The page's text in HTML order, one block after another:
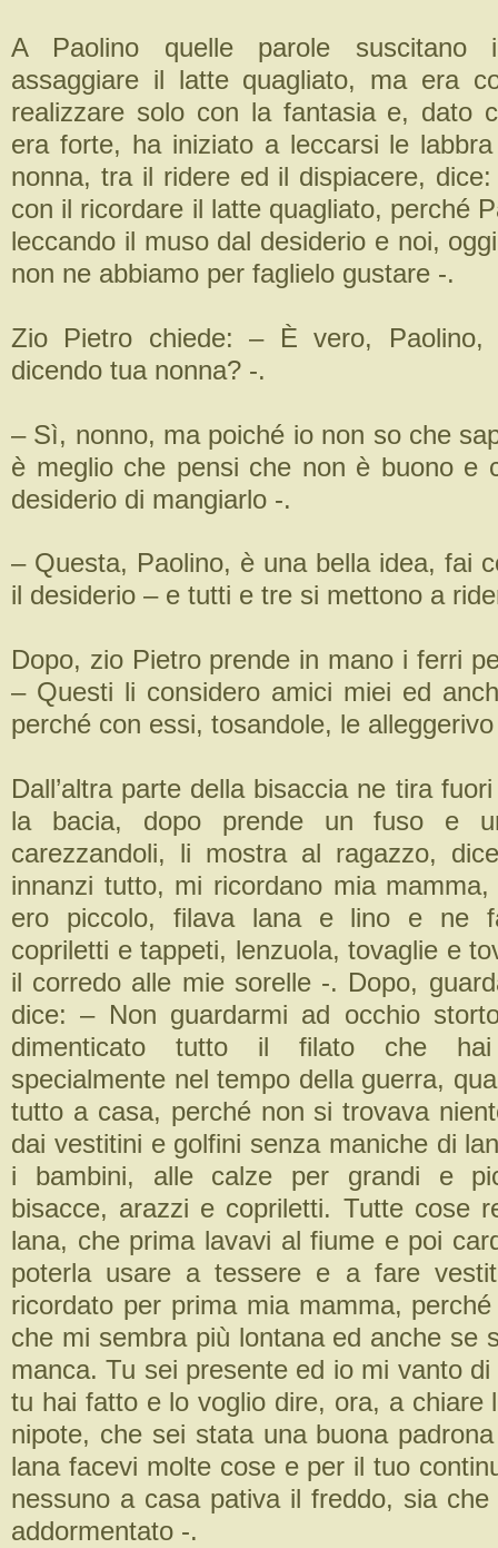
A Paolino quelle parole suscitano
assaggiare il latte quagliato, ma era
realizzare solo con la fantasia e, dato
era forte, ha iniziato a leccarsi le
nonna, tra il ridere ed il dispiacere, dice:
con il ricordare il latte quagliato, perché
leccando il muso dal desiderio e noi,
non ne abbiamo per faglielo gustare -.
Zio Pietro chiede: – È vero, Paolino,
dicendo tua nonna? -.
– Sì, nonno, ma poiché io non so che
è meglio che pensi che non è buono e
desiderio di mangiarlo -.
– Questa, Paolino, è una bella idea, fai
il desiderio – e tutti e tre si mettono a
Dopo, zio Pietro prende in mano i ferri
– Questi li considero amici miei ed
perché con essi, tosandole, le
Dall’altra parte della bisaccia ne tira
la bacia, dopo prende un fuso e
carezzandoli, li mostra al ragazzo,
innanzi tutto, mi ricordano mia
ero piccolo, filava lana e lino e ne
copriletti e tappeti, lenzuola, tovaglie e
il corredo alle mie sorelle -. Dopo,
dice: – Non guardarmi ad occhio
dimenticato tutto il filato che
specialmente nel tempo della guerra,
tutto a casa, perché non si trovava
dai vestitini e golfini senza maniche di
i bambini, alle calze per grandi e
bisacce, arazzi e copriletti. Tutte cose
lana, che prima lavavi al fiume e poi
poterla usare a tessere e a fare
ricordato per prima mia mamma,
che mi sembra più lontana ed anche se
manca. Tu sei presente ed io mi vanto
tu hai fatto e lo voglio dire, ora, a chiare
nipote, che sei stata una buona
lana facevi molte cose e per il tuo
nessuno a casa pativa il freddo, sia
addormentato -.